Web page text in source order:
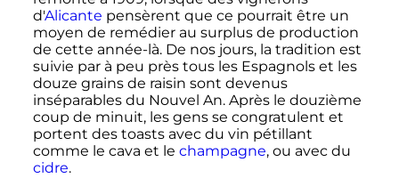
d'Alicante pensèrent que ce pourrait être un
moyen de remédier au surplus de production
de cette année-là. De nos jours, la tradition est
suivie par à peu près tous les Espagnols et les
douze grains de raisin sont devenus
inséparables du Nouvel An. Après le douzième
coup de minuit, les gens se congratulent et
portent des toasts avec du vin pétillant
comme le cava et le champagne, ou avec du
cidre.